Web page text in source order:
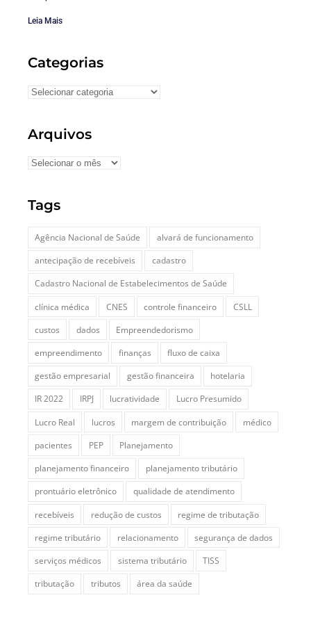
Leia Mais
Categorias
Arquivos
Tags
Agência Nacional de Saúde
alvará de funcionamento
antecipação de recebíveis
cadastro
Cadastro Nacional de Estabelecimentos de Saúde
clínica médica
CNES controle financeiro
CSLL
custos
dados
Empreendedorismo
empreendimento
finanças
fluxo de caixa
gestão empresarial
gestão financeira
hotelaria
IR 2022
IRPJ lucratividade
Lucro Presumido
Lucro Real
lucros margem de contribuição
médico
pacientes
PEP
Planejamento
planejamento financeiro
planejamento tributário
prontuário eletrônico
qualidade de atendimento
recebíveis
redução de custos
regime de tributação
regime tributário
relacionamento
segurança de dados
serviços médicos
sistema tributário
TISS
tributação
tributos área da saúde